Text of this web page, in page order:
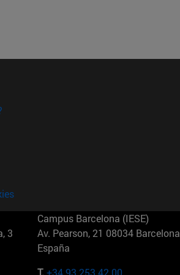
3
Campus Barcelona (IESE)
Av. Pearson, 21 08034 Barcelona
España
T. +34 93 253 42 00